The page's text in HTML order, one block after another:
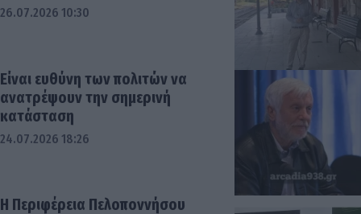
26.07.2026 10:30
Είναι ευθύνη των πολιτών να
ανατρέψουν την σημερινή
κατάσταση
24.07.2026 18:26
Η Περιφέρεια Πελοποννήσου